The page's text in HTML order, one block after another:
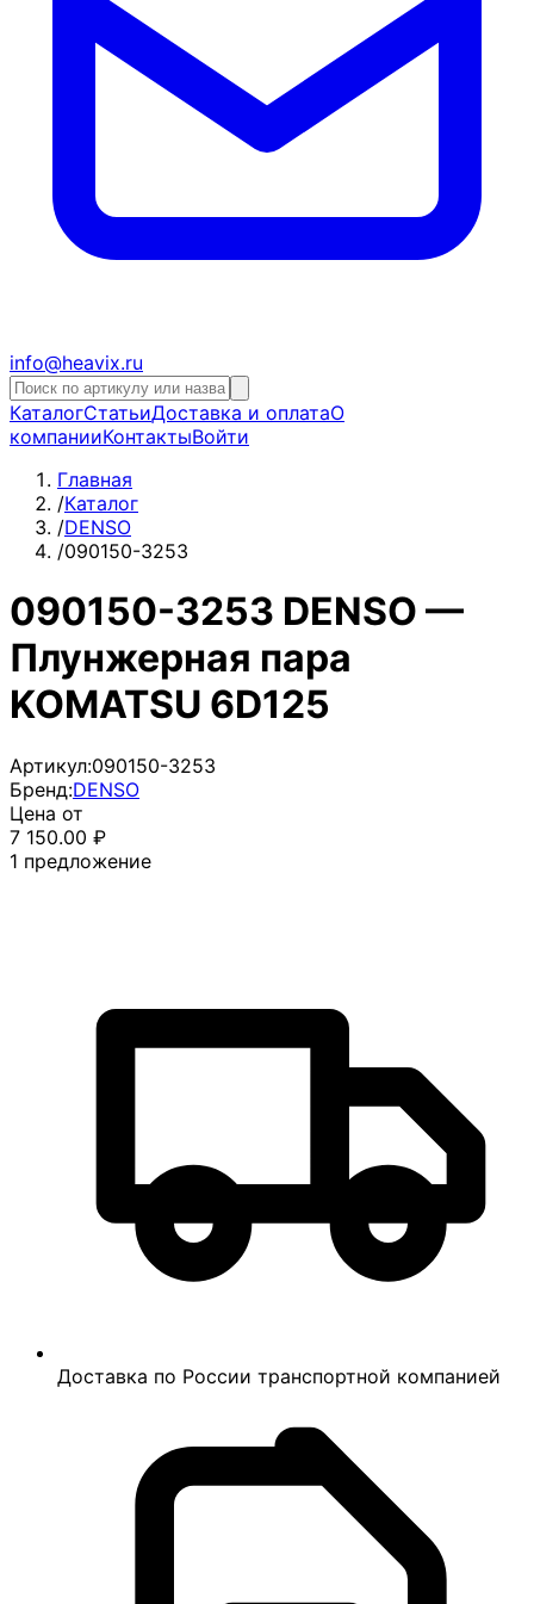
info@heavix.ru
КаталогСтатьиДоставка и оплатаО
компанииКонтактыВойти
Главная
/Каталог
/DENSO
/090150-3253
090150-3253 DENSO —
Плунжерная пара
KOMATSU 6D125
Артикул:090150-3253
Бренд:DENSO
Цена от
7 150.00 ₽
1 предложение
Доставка по России транспортной компанией